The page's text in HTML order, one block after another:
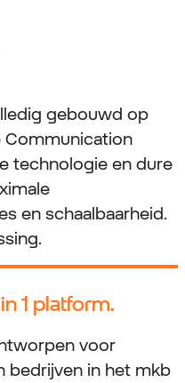
gebouwd op
Communication
technologie en dure
en schaalbaarheid.
1 platform.
voor
bedrijven in het mkb